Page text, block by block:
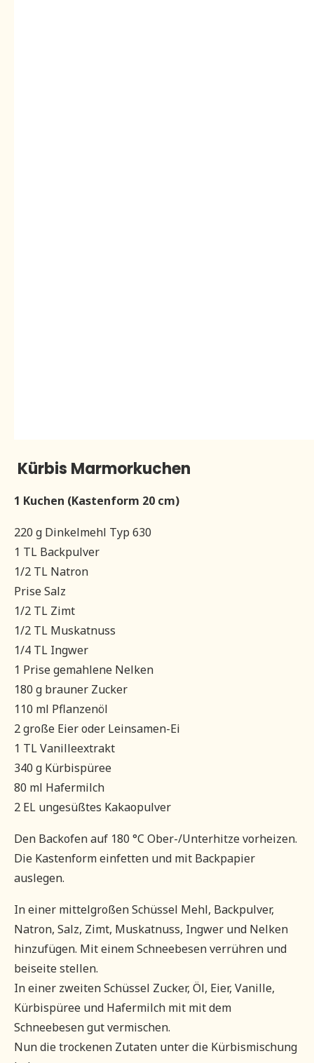
Kürbis Marmorkuchen
1 Kuchen (Kastenform 20 cm)
220 g Dinkelmehl Typ 630
1 TL Backpulver
1/2 TL Natron
Prise Salz
1/2 TL Zimt
1/2 TL Muskatnuss
1/4 TL Ingwer
1 Prise gemahlene Nelken
180 g brauner Zucker
110 ml Pflanzenöl
2 große Eier oder Leinsamen-Ei
1 TL Vanilleextrakt
340 g Kürbispüree
80 ml Hafermilch
2 EL ungesüßtes Kakaopulver
Den Backofen auf 180 °C Ober-/Unterhitze vorheizen.
Die Kastenform einfetten und mit Backpapier
auslegen.
In einer mittelgroßen Schüssel Mehl, Backpulver,
Natron, Salz, Zimt, Muskatnuss, Ingwer und Nelken
hinzufügen. Mit einem Schneebesen verrühren und
beiseite stellen.
In einer zweiten Schüssel Zucker, Öl, Eier, Vanille,
Kürbispüree und Hafermilch mit mit dem
Schneebesen gut vermischen.
Nun die trockenen Zutaten unter die Kürbismischung